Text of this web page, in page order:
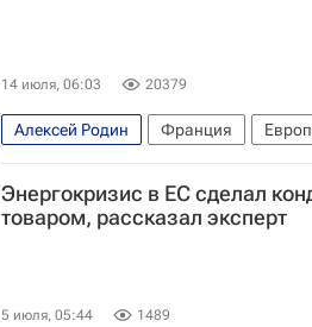
14 июля, 06:03 20379
Алексей Родин Франция
Энергокризис в ЕС сделал
товаром, рассказал эксперт
5 июля, 05:44 1489